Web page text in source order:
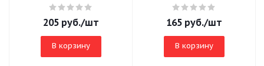
205 руб./шт
В корзину
165 руб./шт
В корзину